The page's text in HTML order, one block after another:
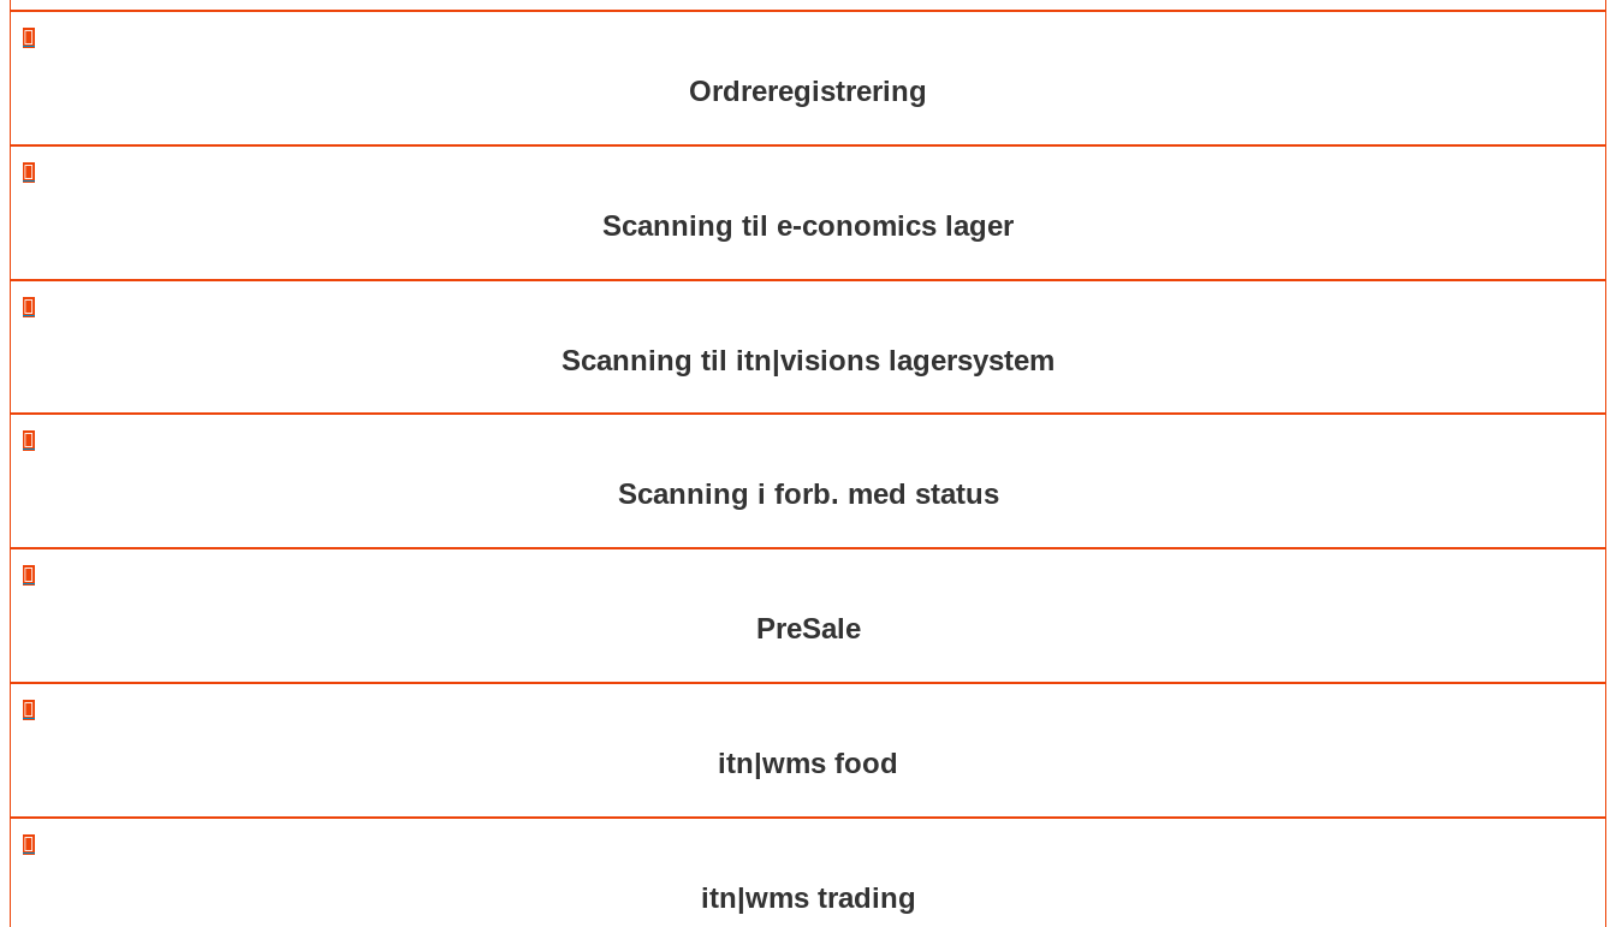

Ordreregistrering

Scanning til e-conomics lager

Scanning til itn|visions lagersystem

Scanning i forb. med status

PreSale

itn|wms food

itn|wms trading